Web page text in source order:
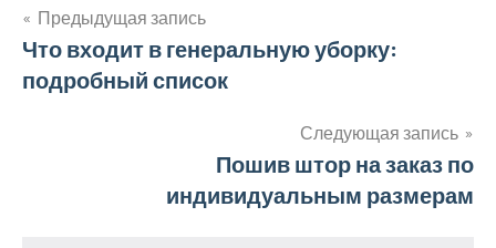
Навигация
по
Предыдущая запись
Что входит в генеральную уборку:
подробный список
Следующая запись
Пошив штор на заказ по
индивидуальным размерам